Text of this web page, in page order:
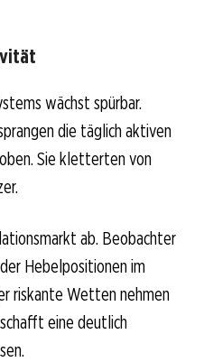
wächst spürbar.
die täglich aktiven
Sie kletterten von
ab. Beobachter
Hebelpositionen im
riskante Wetten nehmen
eine deutlich